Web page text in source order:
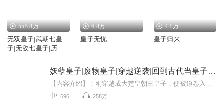
555.8万
无双皇子|武朝七皇
子|无敌七皇子|历史
6.8万
皇子无忧
4.1万
皇子归来
妖孽皇子|废物皇子|穿越逆袭|回到古代当皇子|爆笑
696 258万